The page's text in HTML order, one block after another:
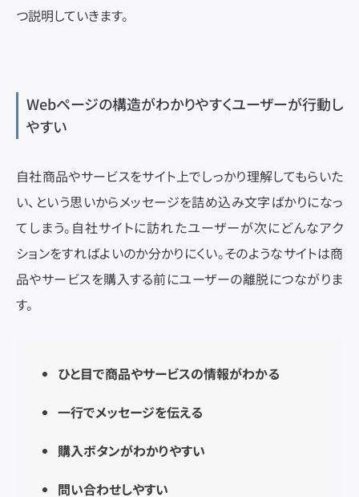
つ説明していきます。
Webページの構造がわかりやすくユーザーが行動し
やすい
自社商品やサービスをサイト上でしっかり理解してもらいた
い、という思いからメッセージを詰め込み文字ばかりになっ
てしまう。自社サイトに訪れたユーザーが次にどんなアク
ションをすればよいのか分かりにくい。そのようなサイトは商
品やサービスを購入する前にユーザーの離脱につながりま
す。
ひと目で商品やサービスの情報がわかる
一行でメッセージを伝える
購入ボタンがわかりやすい
問い合わせしやすい